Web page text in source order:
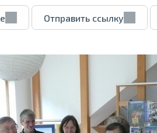
Отправить ссылку